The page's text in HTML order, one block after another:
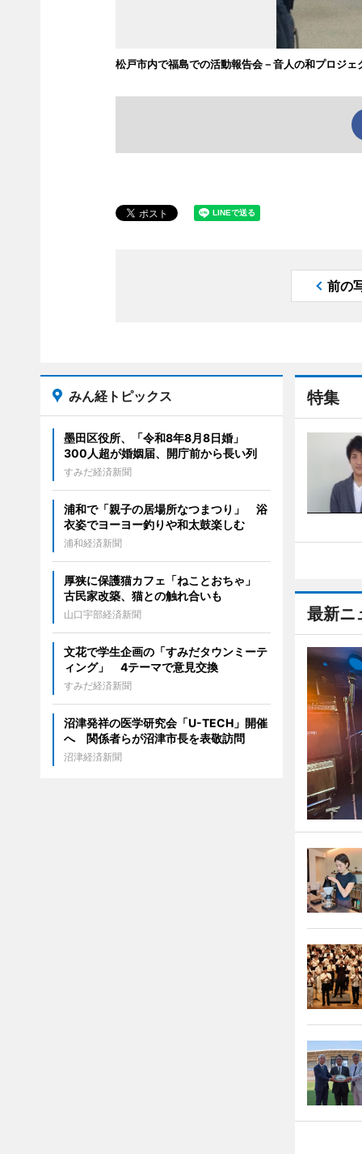
松戸市内で福島での活動報告会－音人の和プロジェ
前の
特集
最新ニ
みん経トピックス
墨田区役所、「令和8年8月8日婚」
300人超が婚姻届、開庁前から長い列
すみだ経済新聞
浦和で「親子の居場所なつまつり」 浴
衣姿でヨーヨー釣りや和太鼓楽しむ
浦和経済新聞
厚狭に保護猫カフェ「ねことおちゃ」
古民家改築、猫との触れ合いも
山口宇部経済新聞
文花で学生企画の「すみだタウンミーテ
ィング」 4テーマで意見交換
すみだ経済新聞
沼津発祥の医学研究会「U-TECH」開催
へ 関係者らが沼津市長を表敬訪問
沼津経済新聞